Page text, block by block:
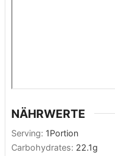
NÄHRWERTE
Serving: 1Portion
Carbohydrates: 22.1g